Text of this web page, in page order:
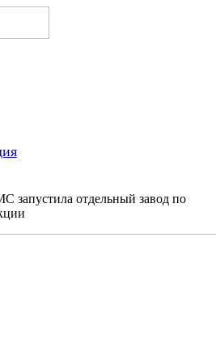
запустила отдельный завод по